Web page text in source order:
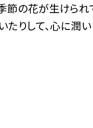
季節の花が生けら
りして、心に潤